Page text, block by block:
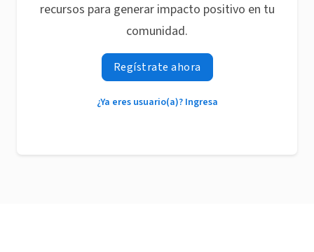
recursos para generar impacto positivo en tu
comunidad.
Regístrate ahora
¿Ya eres usuario(a)? Ingresa